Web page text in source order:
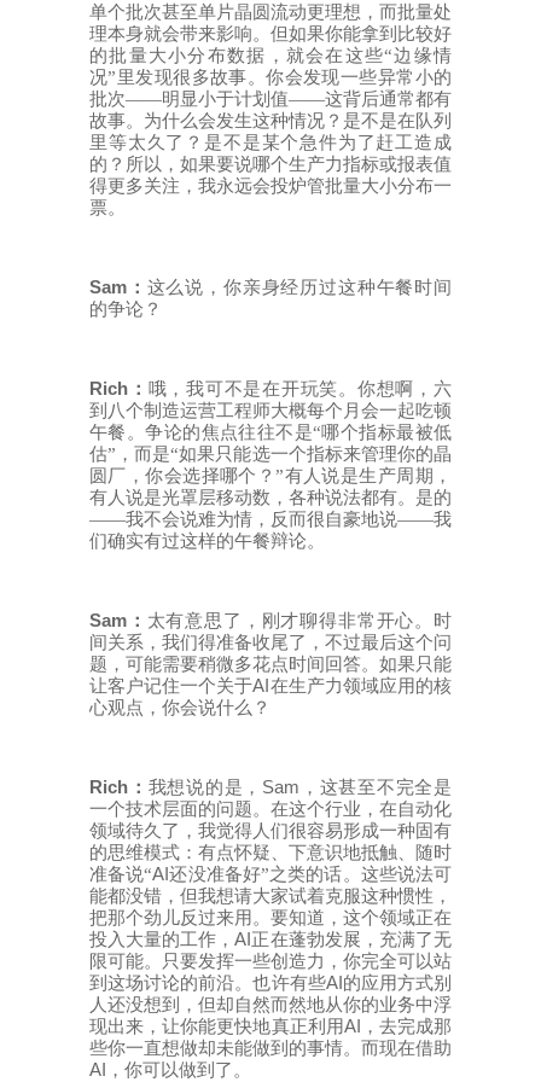
单个批次甚至单片晶圆流动更理想，而批量处
理本身就会带来影响。但如果你能拿到比较好
的批量大小分布数据，就会在这些“边缘情
况”里发现很多故事。你会发现一些异常小的
批次——明显小于计划值——这背后通常都有
故事。为什么会发生这种情况？是不是在队列
里等太久了？是不是某个急件为了赶工造成
的？所以，如果要说哪个生产力指标或报表值
得更多关注，我永远会投炉管批量大小分布一
票。
Sam ： 这么说，你亲身经历过这种午餐时间
的争论？
Rich ： 哦，我可不是在开玩笑。你想啊，六
到八个制造运营工程师大概每个月会一起吃顿
午餐。争论的焦点往往不是“哪个指标最被低
估” ，而是“如果只能选一个指标来管理你的晶
圆厂，你会选择哪个？”有人说是生产周期，
有人说是光罩层移动数，各种说法都有。是的
——我不会说难为情，反而很自豪地说——我
们确实有过这样的午餐辩论。
Sam ： 太有意思了，刚才聊得非常开心。时
间关系，我们得准备收尾了，不过最后这个问
题，可能需要稍微多花点时间回答。如果只能
让客户记住一个关于AI在生产力领域应用的核
心观点，你会说什么？
Rich ： 我想说的是， Sam ，这甚至不完全是
一个技术层面的问题。在这个行业，在自动化
领域待久了，我觉得人们很容易形成一种固有
的思维模式：有点怀疑、下意识地抵触、随时
准备说“AI还没准备好”之类的话。这些说法可
能都没错，但我想请大家试着克服这种惯性，
把那个劲儿反过来用。要知道，这个领域正在
投入大量的工作，AI正在蓬勃发展，充满了无
限可能。只要发挥一些创造力，你完全可以站
到这场讨论的前沿。也许有些AI的应用方式别
人还没想到，但却自然而然地从你的业务中浮
现出来，让你能更快地真正利用AI ，去完成那
些你一直想做却未能做到的事情。而现在借助
AI ，你可以做到了。